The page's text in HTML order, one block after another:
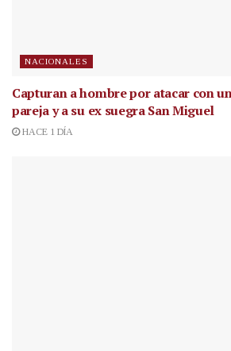
NACIONALES
Capturan a hombre por atacar con
pareja y a su ex suegra San Miguel
HACE 1 DÍA